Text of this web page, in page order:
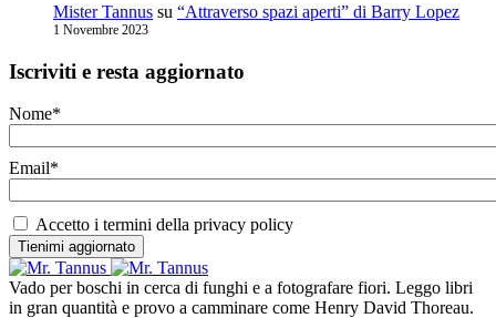
Mister Tannus su “Attraverso spazi aperti” di Barry Lopez
1 Novembre 2023
Iscriviti e resta aggiornato
Nome*
Email*
Accetto i termini della privacy policy
Vado per boschi in cerca di funghi e a fotografare fiori. Leggo libri
in gran quantità e provo a camminare come Henry David Thoreau.